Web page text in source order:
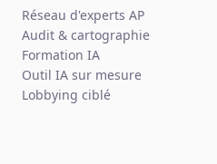
Réseau d'experts AP
Audit & cartographie
Formation IA
Outil IA sur mesure
Lobbying ciblé